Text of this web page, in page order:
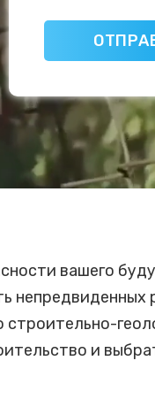
вашего
и